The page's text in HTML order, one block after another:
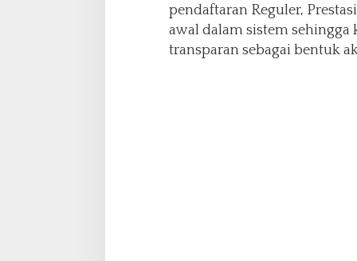
pendaftaran Reguler,
awal dalam sistem
transparan sebagai bentuk